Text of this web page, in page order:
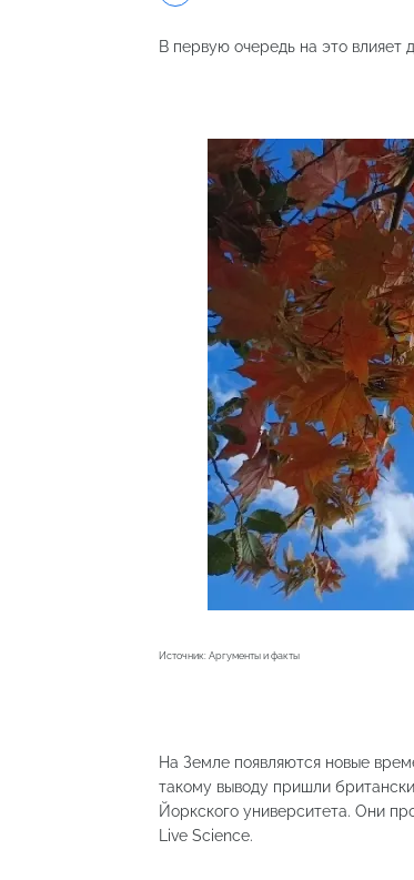
В первую очередь на это влияет
Источник: Аргументы и факты
На Земле появляются новые
такому выводу пришли
Йоркского университета. Они
Live Science.